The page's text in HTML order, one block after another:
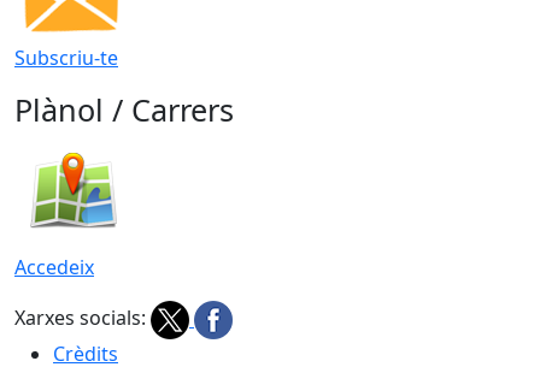
Subscriu-te
Plànol / Carrers
Accedeix
Xarxes socials:
Crèdits